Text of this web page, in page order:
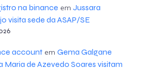
na binance em Jussara
visita sede da ASAP/SE
accountem Gema Galgane
Maria de Azevedo Soares visitam